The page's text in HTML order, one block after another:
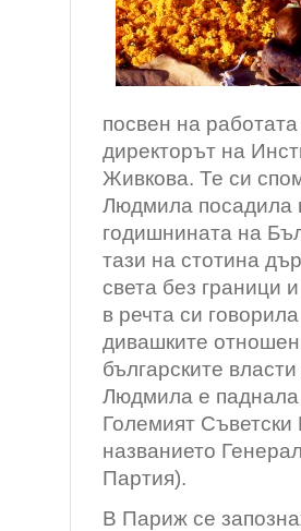
посвен на
директорът на
Живкова. Те си
Людмила посадила
годишнината на
тази на стотина
света без граници
в речта си
дивашките
българските
Людмила е паднала
Големият Съветски
названието
Партия).
В Париж се